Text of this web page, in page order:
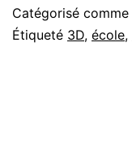
Catégorisé comme
Étiqueté 3D, école,